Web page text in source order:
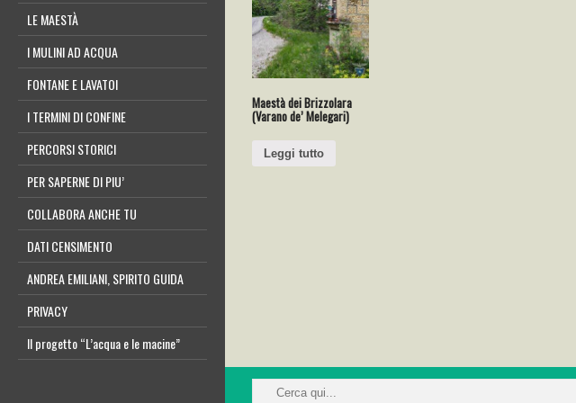
LE MAESTÀ
I MULINI AD ACQUA
FONTANE E LAVATOI
I TERMINI DI CONFINE
PERCORSI STORICI
PER SAPERNE DI PIU’
COLLABORA ANCHE TU
DATI CENSIMENTO
ANDREA EMILIANI, SPIRITO GUIDA
PRIVACY
Il progetto “L’acqua e le macine”
Maestà dei Brizzolara
(Varano de’ Melegari)
Leggi tutto